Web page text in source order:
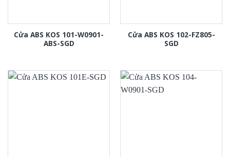
Cửa ABS KOS 101-W0901-
ABS-SGD
Cửa ABS KOS 102-FZ805-
SGD